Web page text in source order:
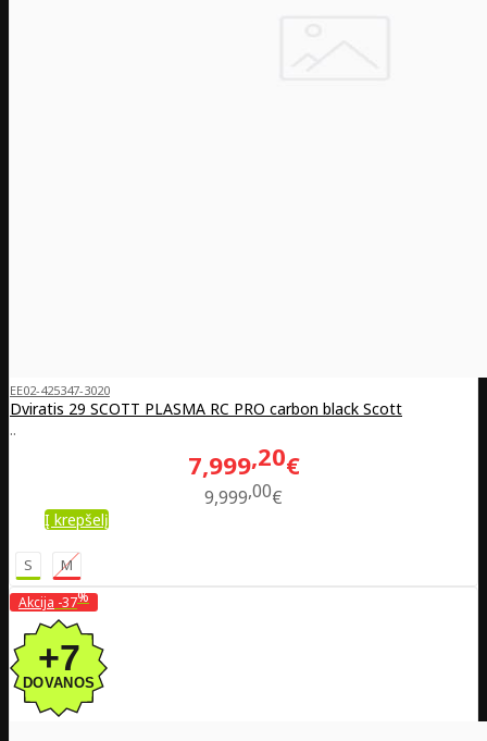
EE02-425347-3020
Dviratis 29 SCOTT PLASMA RC PRO carbon black Scott
..
7,999 20€
9,999 00€
Į krepšelį
S M
Akcija -37%